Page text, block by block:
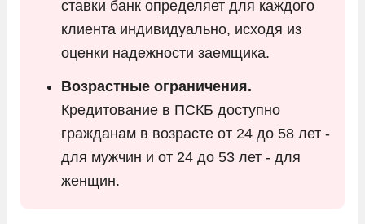
ставки банк определяет для каждого
клиента индивидуально, исходя из
оценки надежности заемщика.
Возрастные ограничения.
Кредитование в ПСКБ доступно
гражданам в возрасте от 24 до 58 лет -
для мужчин и от 24 до 53 лет - для
женщин.